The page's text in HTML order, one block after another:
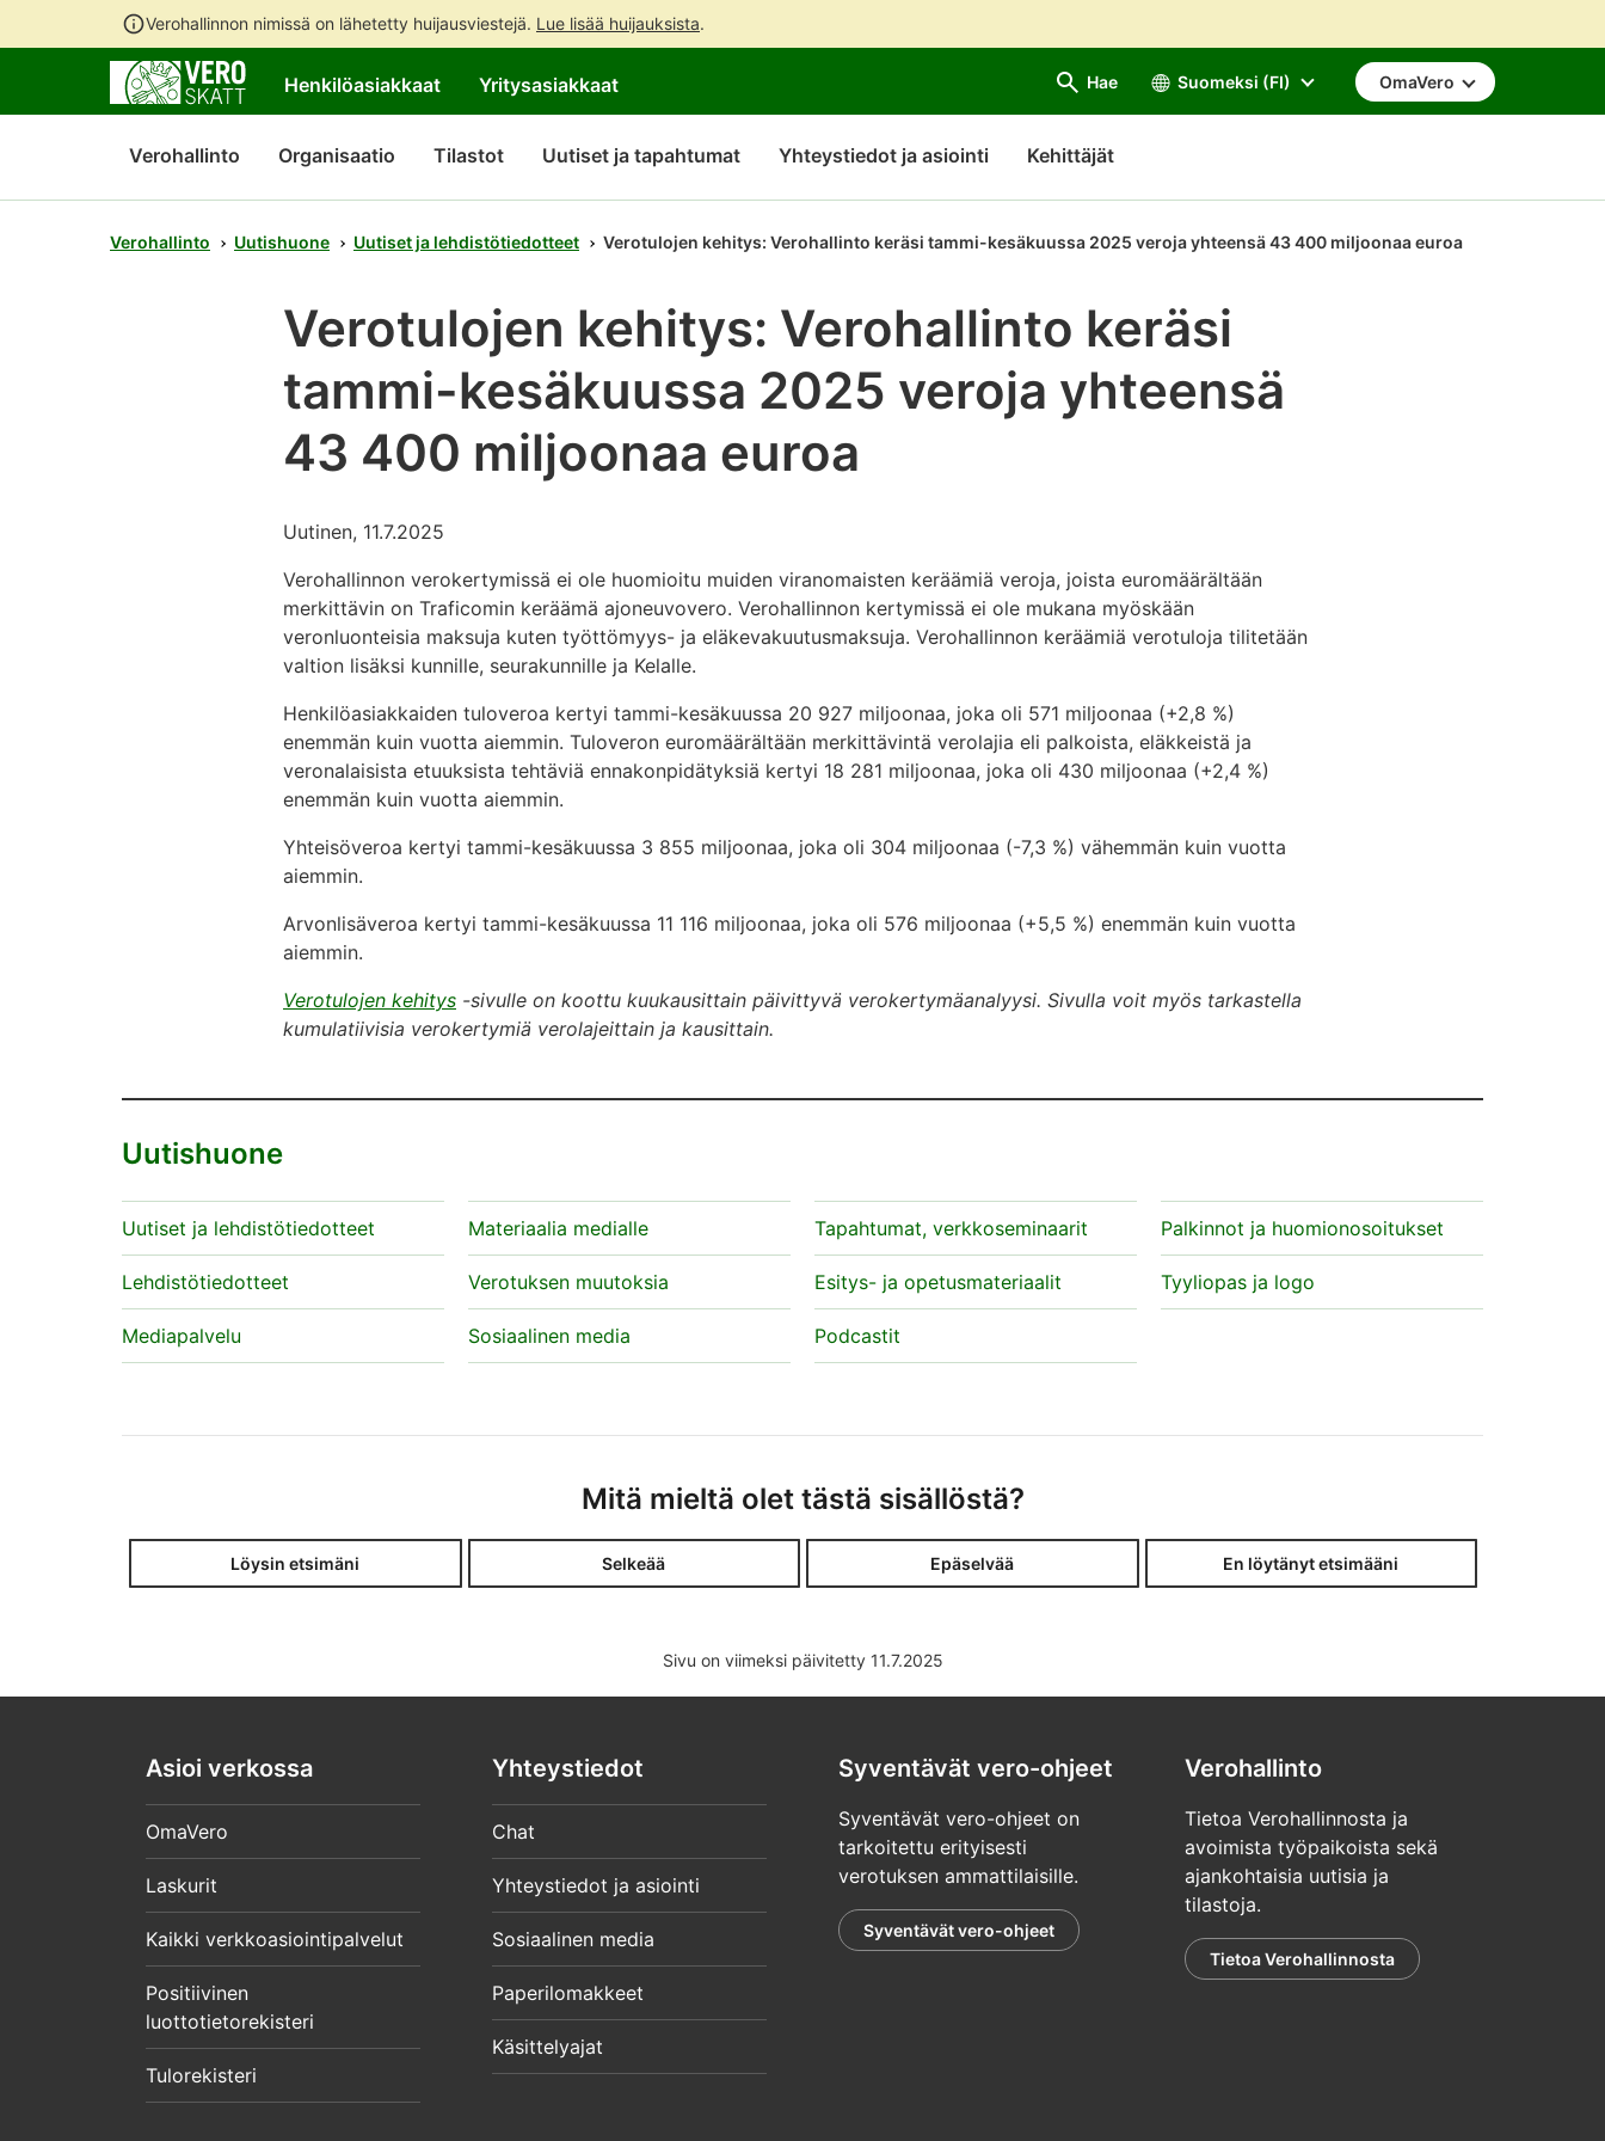
Verohallinnon nimissä on lähetetty huijausviestejä. Lue lisää huijauksista.
sisältöön
sivuston
hakuun
Henkilöasiakkaat Yritysasiakkaat Hae Suomeksi (FI) OmaVero
Verohallinto Organisaatio Tilastot Uutiset ja tapahtumat Yhteystiedot ja asiointi Kehittäjät
Verohallinto Uutishuone Uutiset ja lehdistötiedotteet Verotulojen kehitys: Verohallinto keräsi tammi-kesäkuussa 2025 veroja yhteensä 43 400 miljoonaa euroa
Verotulojen kehitys: Verohallinto keräsi
tammi-kesäkuussa 2025 veroja yhteensä
43 400 miljoonaa euroa
Uutinen, 11.7.2025
Verohallinnon verokertymissä ei ole huomioitu muiden viranomaisten keräämiä veroja, joista euromäärältään
merkittävin on Traficomin keräämä ajoneuvovero. Verohallinnon kertymissä ei ole mukana myöskään
veronluonteisia maksuja kuten työttömyys- ja eläkevakuutusmaksuja. Verohallinnon keräämiä verotuloja tilitetään
valtion lisäksi kunnille, seurakunnille ja Kelalle.
Henkilöasiakkaiden tuloveroa kertyi tammi-kesäkuussa 20 927 miljoonaa, joka oli 571 miljoonaa (+2,8 %)
enemmän kuin vuotta aiemmin. Tuloveron euromäärältään merkittävintä verolajia eli palkoista, eläkkeistä ja
veronalaisista etuuksista tehtäviä ennakonpidätyksiä kertyi 18 281 miljoonaa, joka oli 430 miljoonaa (+2,4 %)
enemmän kuin vuotta aiemmin.
Yhteisöveroa kertyi tammi-kesäkuussa 3 855 miljoonaa, joka oli 304 miljoonaa (-7,3 %) vähemmän kuin vuotta
aiemmin.
Arvonlisäveroa kertyi tammi-kesäkuussa 11 116 miljoonaa, joka oli 576 miljoonaa (+5,5 %) enemmän kuin vuotta
aiemmin.
Verotulojen kehitys -sivulle on koottu kuukausittain päivittyvä verokertymäanalyysi. Sivulla voit myös tarkastella
kumulatiivisia verokertymiä verolajeittain ja kausittain.
Uutishuone
Uutiset ja lehdistötiedotteet
Lehdistötiedotteet
Mediapalvelu
Materiaalia medialle
Verotuksen muutoksia
Sosiaalinen media
Tapahtumat, verkkoseminaarit
Esitys- ja opetusmateriaalit
Podcastit
Palkinnot ja huomionosoitukset
Tyyliopas ja logo
Mitä mieltä olet tästä sisällöstä?
Löysin etsimäni Selkeää Epäselvää En löytänyt etsimääni
Sivu on viimeksi päivitetty 11.7.2025
Asioi verkossa
OmaVero
Laskurit
Kaikki verkkoasiointipalvelut
Positiivinen
luottotietorekisteri
Tulorekisteri
Yhteystiedot
Chat
Yhteystiedot ja asiointi
Sosiaalinen media
Paperilomakkeet
Käsittelyajat
Syventävät vero-ohjeet
Syventävät vero-ohjeet on
tarkoitettu erityisesti
verotuksen ammattilaisille.
Syventävät vero-ohjeet
Verohallinto
Tietoa Verohallinnosta ja
avoimista työpaikoista sekä
ajankohtaisia uutisia ja
tilastoja.
Tietoa Verohallinnosta